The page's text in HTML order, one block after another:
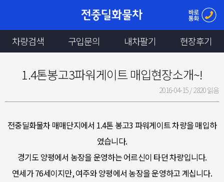
차량검색 구입문의 내차팔기 현장후기
1.4톤봉고3파워게이트 매입현장소개~!
2016-04-15 /2820 읽음
전중딜화물차 매매단지에서 1.4톤 봉고3 파워게이트 차량을 매입하
였습니다.
경기도 양평에서 농장을 운영하는 어르신이 타던 차량입니다.
연세가 76세이지만, 여주와 양평에서 농장을 운영하고 계십니다.